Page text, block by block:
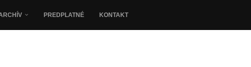
PREDPLATNÉ KONTAKT